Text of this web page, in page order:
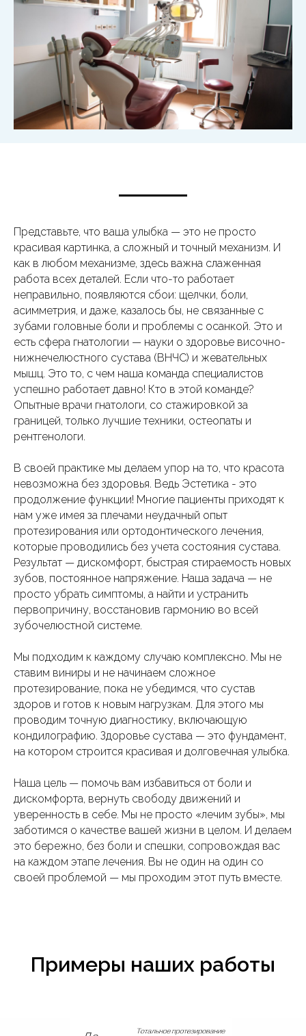
Представьте, что ваша улыбка — это не просто
красивая картинка, а сложный и точный механизм. И
как в любом механизме, здесь важна слаженная
работа всех деталей. Если что-то работает
неправильно, появляются сбои: щелчки, боли,
асимметрия, и даже, казалось бы, не связанные с
зубами головные боли и проблемы с осанкой. Это и
есть сфера гнатологии — науки о здоровье височно-
нижнечелюстного сустава (ВНЧС) и жевательных
мышц. Это то, с чем наша команда специалистов
успешно работает давно! Кто в этой команде?
Опытные врачи гнатологи, со стажировкой за
границей, только лучшие техники, остеопаты и
рентгенологи.
В своей практике мы делаем упор на то, что красота
невозможна без здоровья. Ведь Эстетика - это
продолжение функции! Многие пациенты приходят к
нам уже имея за плечами неудачный опыт
протезирования или ортодонтического лечения,
которые проводились без учета состояния сустава.
Результат — дискомфорт, быстрая стираемость новых
зубов, постоянное напряжение. Наша задача — не
просто убрать симптомы, а найти и устранить
первопричину, восстановив гармонию во всей
зубочелюстной системе.
Мы подходим к каждому случаю комплексно. Мы не
ставим виниры и не начинаем сложное
протезирование, пока не убедимся, что сустав
здоров и готов к новым нагрузкам. Для этого мы
проводим точную диагностику, включающую
кондилографию. Здоровье сустава — это фундамент,
на котором строится красивая и долговечная улыбка.
Наша цель — помочь вам избавиться от боли и
дискомфорта, вернуть свободу движений и
уверенность в себе. Мы не просто «лечим зубы», мы
заботимся о качестве вашей жизни в целом. И делаем
это бережно, без боли и спешки, сопровождая вас
на каждом этапе лечения. Вы не один на один со
своей проблемой — мы проходим этот путь вместе.
Примеры наших работы